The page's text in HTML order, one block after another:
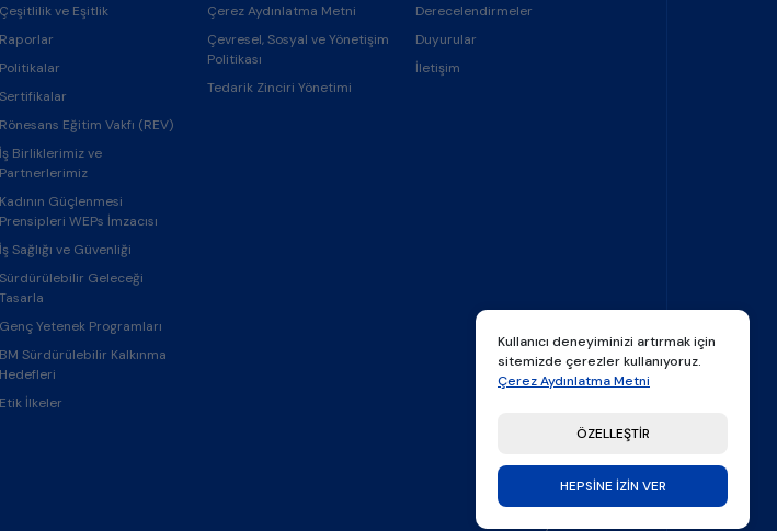
Kullanıcı deneyiminizi artırmak için
sitemizde çerezler kullanıyoruz.
Çerez Aydınlatma Metni
ÖZELLEŞTİR
HEPSİNE İZİN VER
Çeşitlilik ve Eşitlik
Raporlar
Politikalar
Sertifikalar
Rönesans Eğitim Vakfı (REV)
İş Birliklerimiz ve
Partnerlerimiz
Kadının Güçlenmesi
Prensipleri WEPs İmzacısı
İş Sağlığı ve Güvenliği
Sürdürülebilir Geleceği
Tasarla
Genç Yetenek Programları
BM Sürdürülebilir Kalkınma
Hedefleri
Etik İlkeler
Çerez Aydınlatma Metni
Çevresel, Sosyal ve Yönetişim
Politikası
Tedarik Zinciri Yönetimi
Derecelendirmeler
Duyurular
İletişim